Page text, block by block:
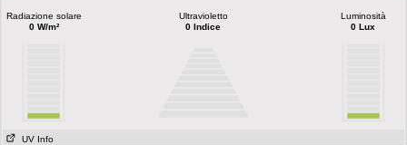
Radiazione solare
0 W/m²
Ultravioletto
0 Indice
Luminosità
0 Lux
UV Info